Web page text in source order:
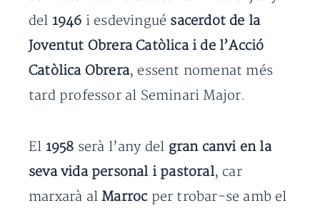
del 1946 i esdevingué sacerdot de la
Joventut Obrera Catòlica i de l’Acció
Catòlica Obrera, essent nomenat més
tard professor al Seminari Major.
El 1958 serà l’any del gran canvi en la
seva vida personal i pastoral, car
marxarà alMarroc per trobar-se amb el